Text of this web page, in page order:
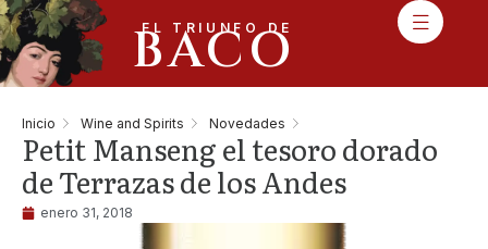
EL TRIUNFO DE
BACO
Inicio Wine and Spirits Novedades
Petit Manseng el tesoro dorado
de Terrazas de los Andes
enero 31, 2018